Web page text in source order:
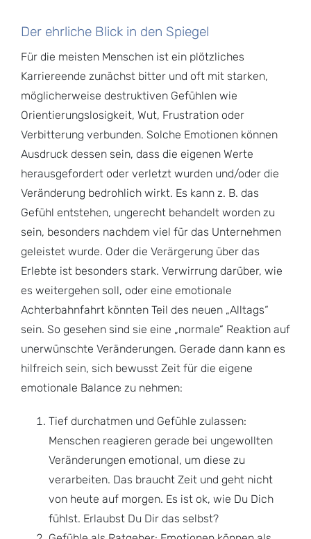
Der ehrliche Blick in den Spiegel
Für die meisten Menschen ist ein plötzliches
Karriereende zunächst bitter und oft mit starken,
möglicherweise destruktiven Gefühlen wie
Orientierungslosigkeit, Wut, Frustration oder
Verbitterung verbunden. Solche Emotionen können
Ausdruck dessen sein, dass die eigenen Werte
herausgefordert oder verletzt wurden und/oder die
Veränderung bedrohlich wirkt. Es kann z. B. das
Gefühl entstehen, ungerecht behandelt worden zu
sein, besonders nachdem viel für das Unternehmen
geleistet wurde. Oder die Verärgerung über das
Erlebte ist besonders stark. Verwirrung darüber, wie
es weitergehen soll, oder eine emotionale
Achterbahnfahrt könnten Teil des neuen „Alltags“
sein. So gesehen sind sie eine „normale“ Reaktion auf
unerwünschte Veränderungen. Gerade dann kann es
hilfreich sein, sich bewusst Zeit für die eigene
emotionale Balance zu nehmen:
Tief durchatmen und Gefühle zulassen:
Menschen reagieren gerade bei ungewollten
Veränderungen emotional, um diese zu
verarbeiten. Das braucht Zeit und geht nicht
von heute auf morgen. Es ist ok, wie Du Dich
fühlst. Erlaubst Du Dir das selbst?